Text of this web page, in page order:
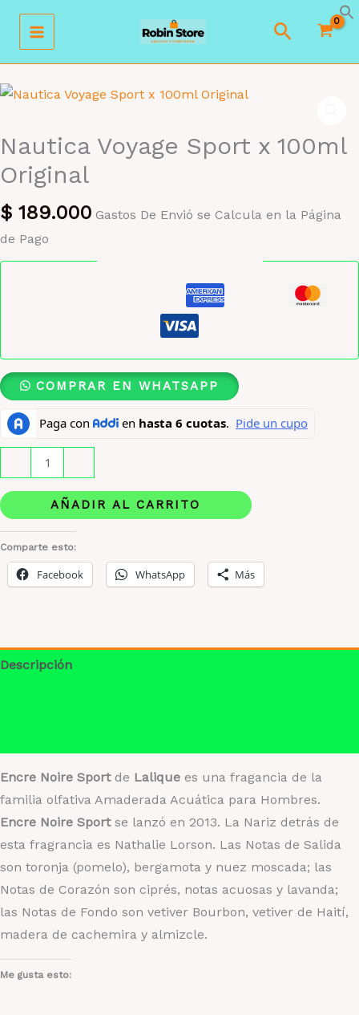
contenido
Buscar
Nautica Voyage Sport x 100ml
Original
$ 189.000 Gastos De Envió se Calcula en la Página
de Pago
COMPRAR EN WHATSAPP
Nautica
Voyage
Sport
100ml
Original
cantidad
AÑADIR AL CARRITO
Comparte esto:
Facebook WhatsApp Más
Descripción
Encre Noire Sportde Lalique es una fragancia de la
familia olfativa Amaderada Acuática para Hombres.
Encre Noire Sportse lanzó en 2013. La Nariz detrás de
esta fragrancia es Nathalie Lorson. Las Notas de Salida
son toronja (pomelo), bergamota y nuez moscada; las
Notas de Corazón son ciprés, notas acuosas y lavanda;
las Notas de Fondo son vetiver Bourbon, vetiver de Haití,
madera de cachemira y almizcle.
Me gusta esto: